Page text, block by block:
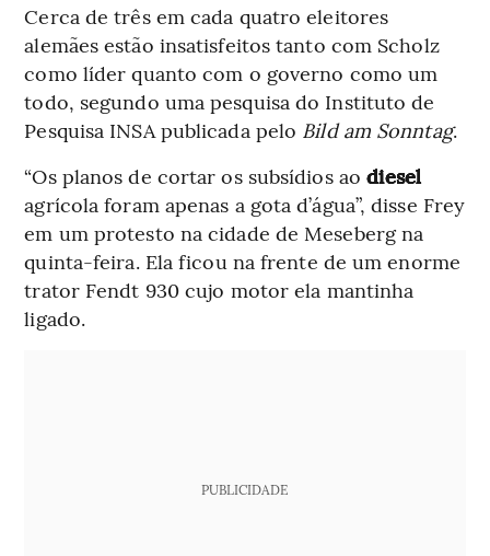
Cerca de três em cada quatro eleitores
alemães estão insatisfeitos tanto com Scholz
como líder quanto com o governo como um
todo, segundo uma pesquisa do Instituto de
Pesquisa INSA publicada pelo Bild am Sonntag.
“Os planos de cortar os subsídios aodiesel
agrícola foram apenas a gota d’água”, disse Frey
em um protesto na cidade de Meseberg na
quinta-feira. Ela ficou na frente de um enorme
trator Fendt 930 cujo motor ela mantinha
ligado.
PUBLICIDADE